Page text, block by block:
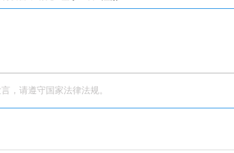
，请遵守国家法律法规。